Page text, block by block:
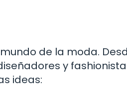
de la moda.
y
ideas: